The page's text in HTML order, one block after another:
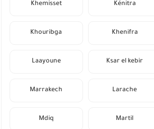
Kénitra
Khemisset
Khenifra
Khouribga
Ksar el kebir
Laayoune
Larache
Marrakech
Martil
Mdiq